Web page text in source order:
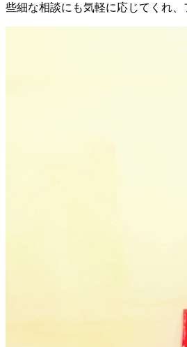
些細な相談にも気軽に応じてくれ、